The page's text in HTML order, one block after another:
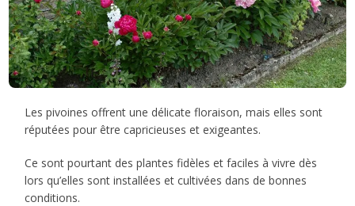
Les pivoines offrent une délicate floraison, mais elles sont
réputées pour être capricieuses et exigeantes.
Ce sont pourtant des plantes fidèles et faciles à vivre dès
lors qu’elles sont installées et cultivées dans de bonnes
conditions.